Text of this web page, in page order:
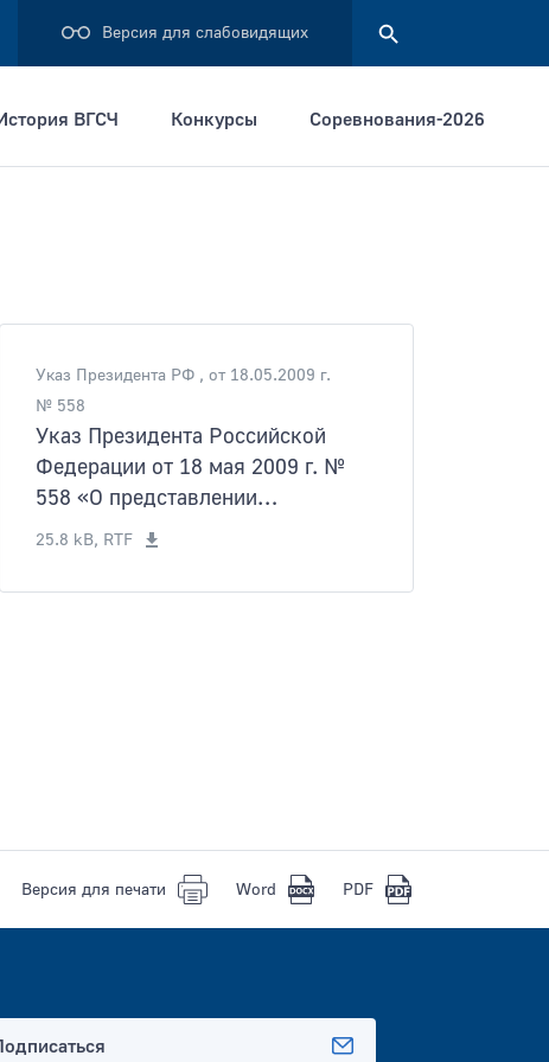
Версия для слабовидящих
ВГСЧ Конкурсы Соревнования-2026
Указ Президента РФ , от 18.05.2009 г.
№ 558
Указ Президента Российской
Федерации от 18 мая 2009 г. №
558 «О представлении
гражданами, претендующими на
должностей Российской
25.8 kB, RTF
Версия для печати Word PDF